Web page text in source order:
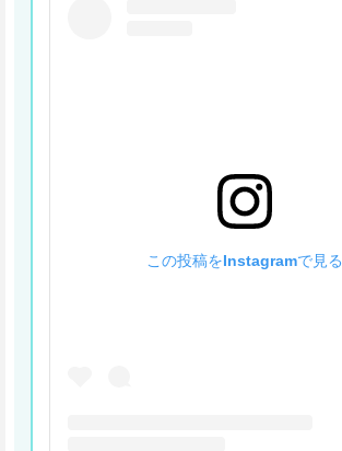
この投稿をInstagramで見る